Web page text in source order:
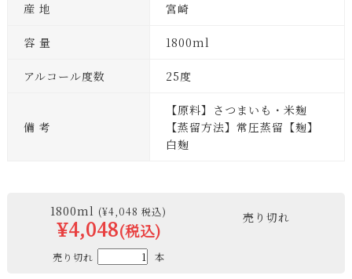
産 地 宮崎
容 量 1800ml
アルコール度数 25度
備 考
【原料】さつまいも・米麹
【蒸留方法】常圧蒸留【麹】
白麹
1800ml (¥4,048 税込)
¥4,048(税込)
売り切れ 本
売り切れ